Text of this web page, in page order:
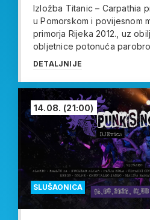
Izložba Titanic – Carpathia
u Pomorskom i povijesnom
primorja Rijeka 2012., uz
obljetnice potonuća
DETALJNIJE
SLUŠAONICA
14.08. (21:00)